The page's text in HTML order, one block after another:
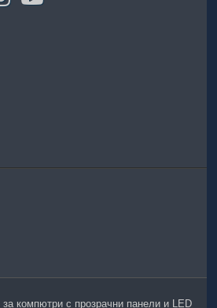
компютри с прозрачни панели и LED